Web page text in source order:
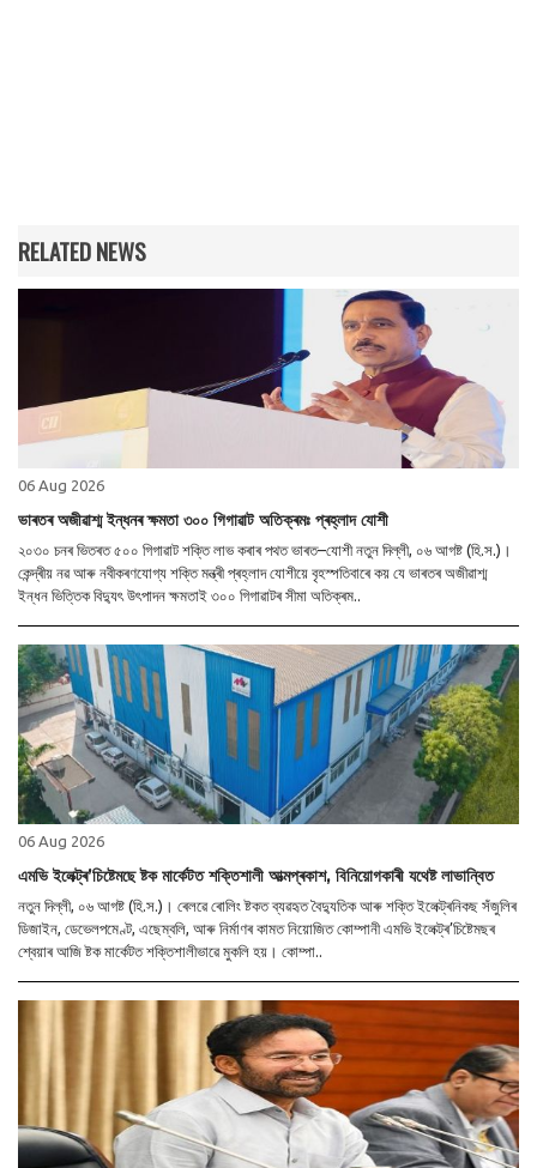
RELATED NEWS
06 Aug 2026
ভাৰতৰ অজীৱাশ্ম ইন্ধনৰ ক্ষমতা ৩০০ গিগাৱাট অতিক্ৰমঃ প্ৰহ্লাদ যোশী
২০৩০ চনৰ ভিতৰত ৫০০ গিগাৱাট শক্তি লাভ কৰাৰ পথত ভাৰত–যোশী নতুন দিল্লী, ০৬ আগষ্ট (হি.স.)।
কেন্দ্ৰীয় নৱ আৰু নবীকৰণযোগ্য শক্তি মন্ত্ৰী প্ৰহ্লাদ যোশীয়ে বৃহস্পতিবাৰে কয় যে ভাৰতৰ অজীৱাশ্ম
ইন্ধন ভিত্তিক বিদ্যুৎ উৎপাদন ক্ষমতাই ৩০০ গিগাৱাটৰ সীমা অতিক্ৰম..
06 Aug 2026
এমভি ইলেক্ট্ৰ’চিষ্টেমছে ষ্টক মাৰ্কেটত শক্তিশালী আত্মপ্ৰকাশ, বিনিয়োগকাৰী যথেষ্ট লাভান্বিত
নতুন দিল্লী, ০৬ আগষ্ট (হি.স.)। ৰেলৱে ৰোলিং ষ্টকত ব্যৱহৃত বৈদ্যুতিক আৰু শক্তি ইলেক্ট্ৰনিকছ সঁজুলিৰ
ডিজাইন, ডেভেলপমেণ্ট, এছেম্বলি, আৰু নিৰ্মাণৰ কামত নিয়োজিত কোম্পানী এমভি ইলেক্ট্ৰ’চিষ্টেমছৰ
শ্বেয়াৰ আজি ষ্টক মাৰ্কেটত শক্তিশালীভাৱে মুকলি হয়। কোম্পা..